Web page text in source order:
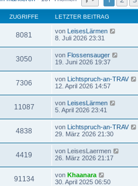
ZUGRIFFE LETZTER BEITRAG
8081 von LeisesLärmen
8. Juli 2026 23:31
3050 von Flossensauger
19. Juni 2026 19:37
7306 von Lichtspruch-an-TRAV
12. April 2026 14:57
11087 von LeisesLärmen
5. April 2026 23:41
4838 von Lichtspruch-an-TRAV
29. März 2026 21:30
4419 von LeisesLaermen
26. März 2026 21:17
91134 von Khaanara
30. April 2025 06:50